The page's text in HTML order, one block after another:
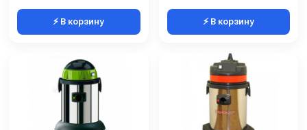
⚡ В корзину ⚡ В корзину